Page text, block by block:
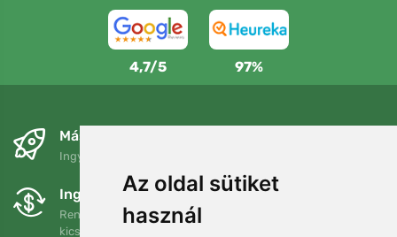
Az oldal sütiket
használ
4,7/5 97%
Másnapra és ingyenesen
Ingyenes szállítás a következő összeg felett: 80 EUR
Ingyenes csere és visszaküldés
Rendelését 90 napon belül bármikor visszaküldheti vagy
kicserélheti.